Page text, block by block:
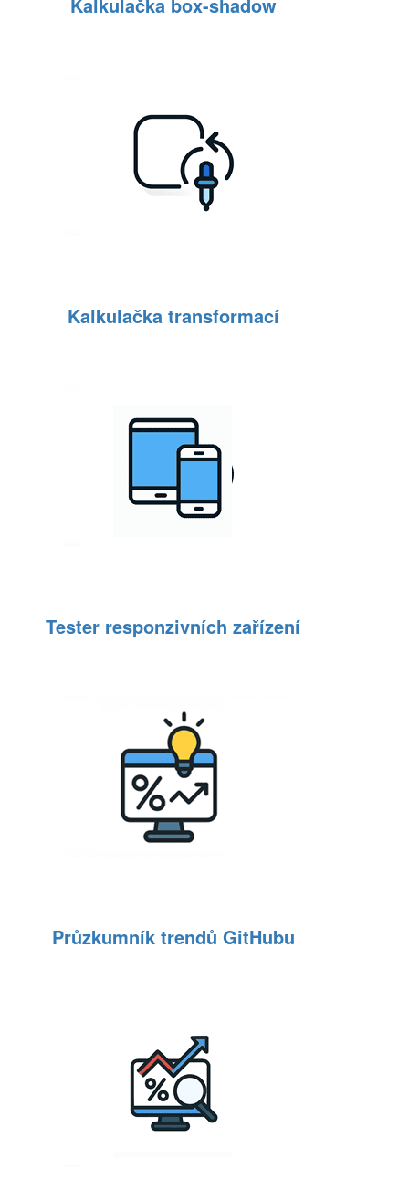
Kalkulačka transformací
Tester responzivních zařízení
Průzkumník trendů GitHubu